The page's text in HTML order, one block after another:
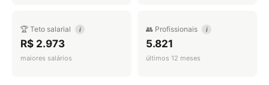
🏆 Teto salarial i
R$ 2.973
maiores salários
👥 Profissionais i
5.821
últimos 12 meses